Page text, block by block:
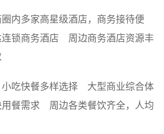
内多家高星级酒店，商务接待便
锁商务酒店 周边商务酒店资源丰
小吃快餐多样选择 大型商业综合体
用餐需求 周边各类餐饮齐全，人均